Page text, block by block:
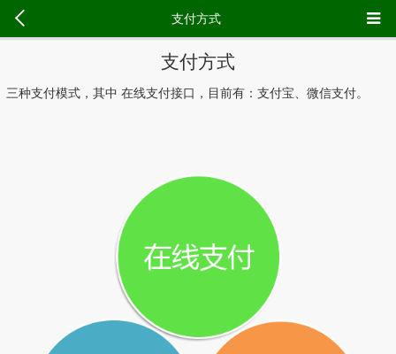
支付方式
三种支付模式，其中 在线支付接口，目前有：支付宝、微信支付。
支付方式